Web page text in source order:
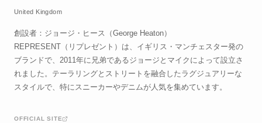
United Kingdom
創設者：ジョージ・ヒース（George Heaton）
REPRESENT（リプレゼント）は、イギリス・マンチェスター発の
ブランドで、2011年に兄弟であるジョージとマイクによって設立さ
れました。テーラリングとストリートを融合したラグジュアリーな
スタイルで、特にスニーカーやデニムが人気を集めています。
OFFICIAL SITE